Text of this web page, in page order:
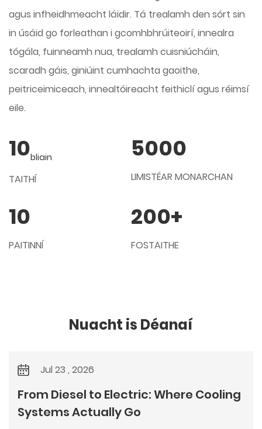
agus infheidhmeacht láidir. Tá trealamh den sórt sin
in úsáid go forleathan i gcomhbhrúiteoirí, innealra
tógála, fuinneamh nua, trealamh cuisniúcháin,
scaradh gáis, giniúint cumhachta gaoithe,
peitriceimiceach, innealtóireacht feithiclí agus réimsí
eile.
10bliain
TAITHÍ
5000
LIMISTÉAR MONARCHAN
10
PAITINNÍ
200+
FOSTAITHE
Nuacht is Déanaí
Jul 23 , 2026
From Diesel to Electric: Where Cooling
Systems Actually Go